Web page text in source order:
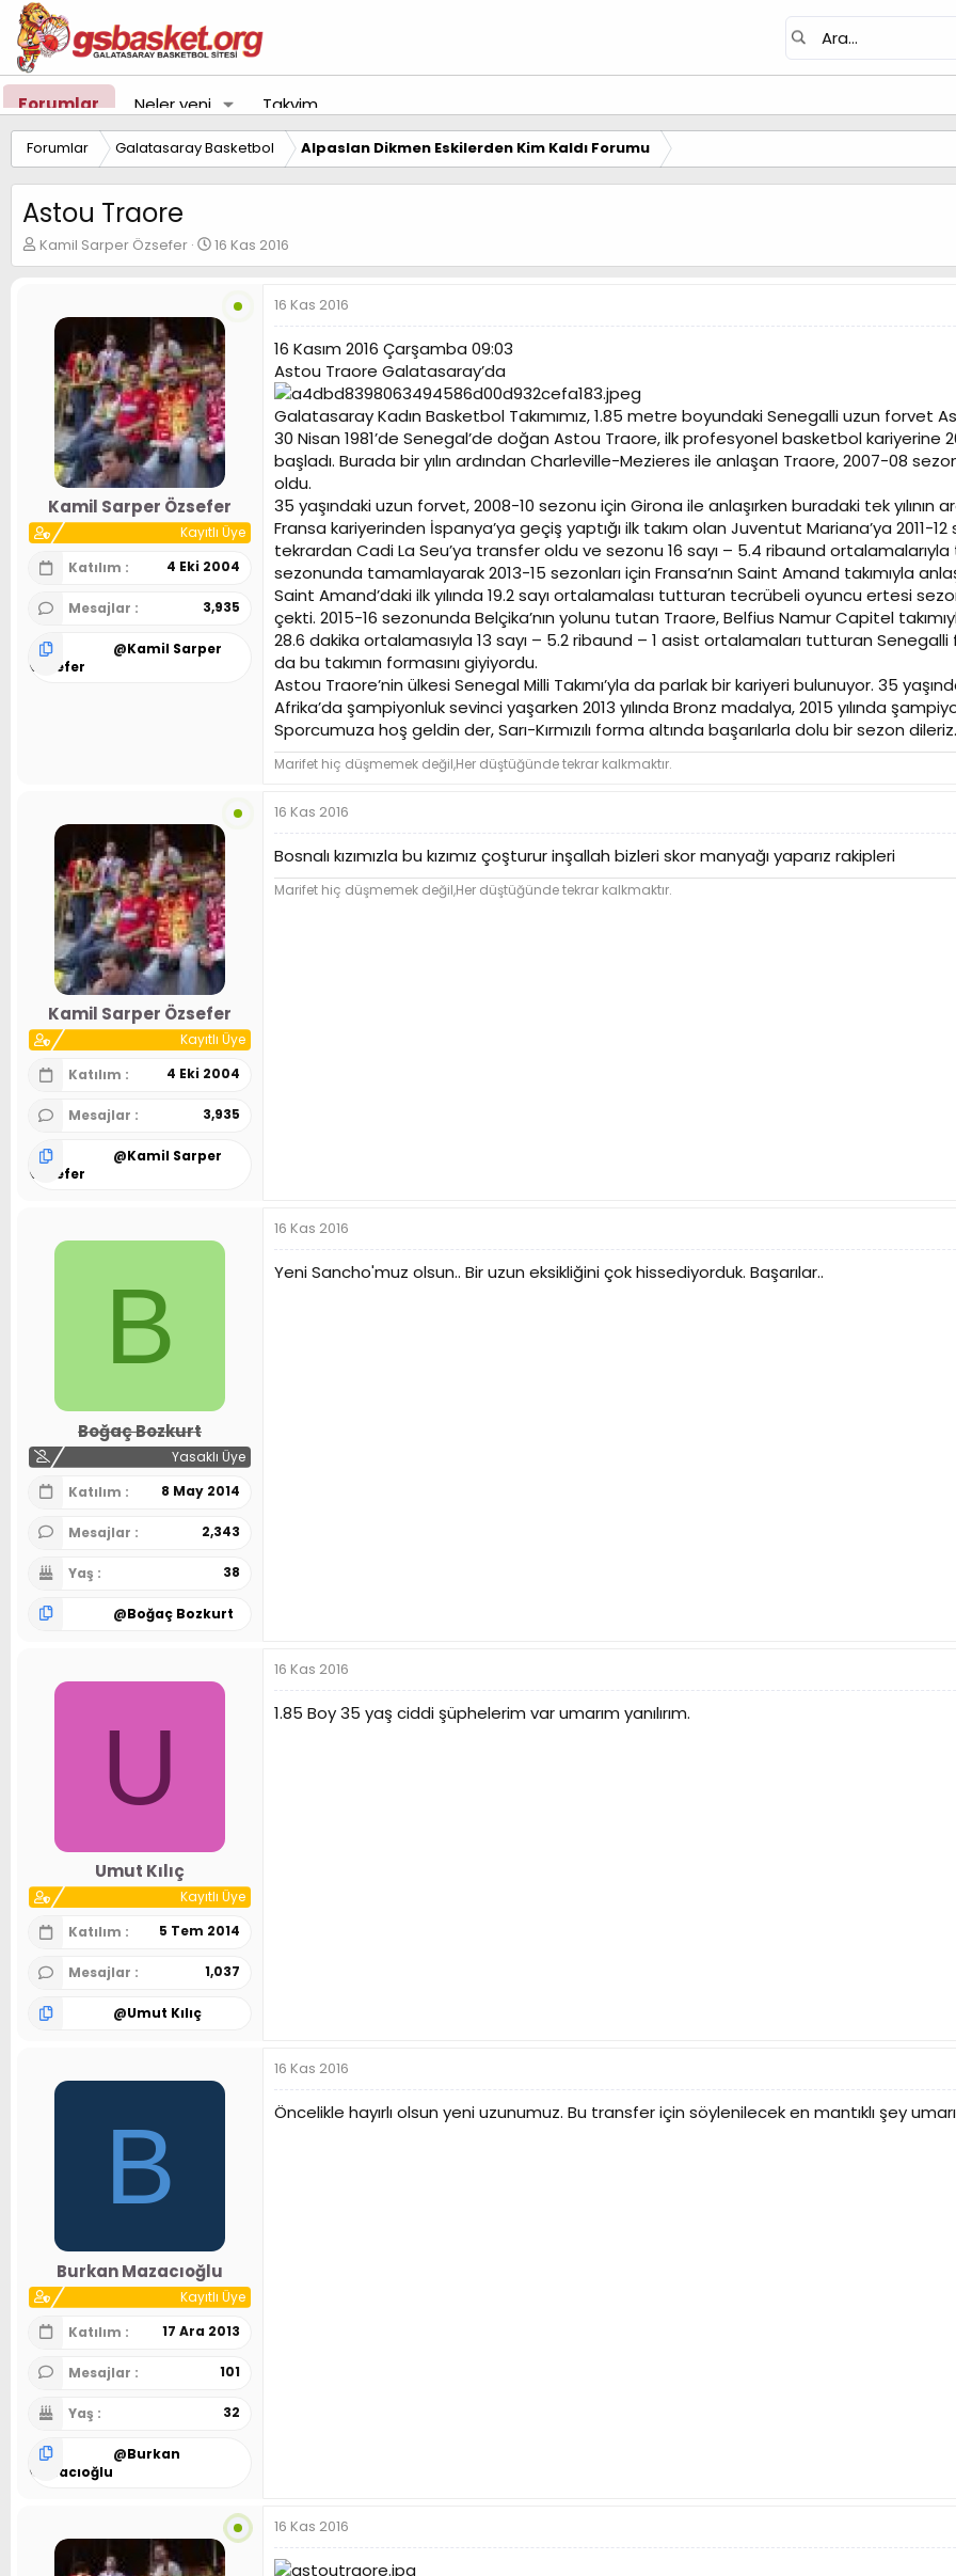
Forumlar Neler yeni Takvim
Forumlar Galatasaray Basketbol Alpaslan Dikmen Eskilerden Kim Kaldı Forumu
Astou Traore
K
o
Kamil Sarper Özsefer
B
a
a
n
g
ı
ç
t
a
r
h
i
16 Kas 2016
Kamil Sarper Özsefer
Kayıtlı Üye
Katılım
4 Eki 2004
Mesajlar 3,935
@Kamil Sarper
Özsefer
16 Kas 2016
16 Kasım 2016 Çarşamba 09:03
Astou Traore Galatasaray’da
Galatasaray Kadın Basketbol Takımımız, 1.85 metre boyundaki Senegalli uzun forvet
30 Nisan 1981’de Senegal’de doğan Astou Traore, ilk profesyonel basketbol kariyerine
başladı. Burada bir yılın ardından Charleville-Mezieres ile anlaşan Traore, 2007-08
oldu.
35 yaşındaki uzun forvet, 2008-10 sezonu için Girona ile anlaşırken buradaki tek yılının
Fransa kariyerinden İspanya’ya geçiş yaptığı ilk takım olan Juventut Mariana’ya
tekrardan Cadi La Seu’ya transfer oldu ve sezonu 16 sayı – 5.4 ribaund
sezonunda tamamlayarak 2013-15 sezonları için Fransa’nın Saint Amand takımıyla
Saint Amand’daki ilk yılında 19.2 sayı ortalamalası tutturan tecrübeli oyuncu ertesi
çekti. 2015-16 sezonunda Belçika’nın yolunu tutan Traore, Belfius Namur Capitel
28.6 dakika ortalamasıyla 13 sayı – 5.2 ribaund – 1 asist ortalamaları tutturan
da bu takımın formasını giyiyordu.
Astou Traore’nin ülkesi Senegal Milli Takımı’yla da parlak bir kariyeri bulunuyor. 35
Afrika’da şampiyonluk sevinci yaşarken 2013 yılında Bronz madalya, 2015 yılında
Sporcumuza hoş geldin der, Sarı-Kırmızılı forma altında başarılarla dolu bir sezon dileriz.
Marifet hiç düşmemek değil,Her düştüğünde tekrar kalkmaktır.
Kamil Sarper Özsefer
Kayıtlı Üye
Katılım
4 Eki 2004
Mesajlar 3,935
@Kamil Sarper
Özsefer
16 Kas 2016
Bosnalı kızımızla bu kızımız çoşturur inşallah bizleri skor manyağı yaparız rakipleri
Marifet hiç düşmemek değil,Her düştüğünde tekrar kalkmaktır.
B
Boğaç Bozkurt
Yasaklı Üye
Katılım
8 May 2014
Mesajlar 2,343
Yaş 38
@Boğaç Bozkurt
16 Kas 2016
Yeni Sancho'muz olsun.. Bir uzun eksikliğini çok hissediyorduk. Başarılar..
U
Umut Kılıç
Kayıtlı Üye
Katılım
5 Tem 2014
Mesajlar 1,037
@Umut Kılıç
16 Kas 2016
1.85 Boy 35 yaş ciddi şüphelerim var umarım yanılırım.
B
Burkan Mazacıoğlu
Kayıtlı Üye
Katılım
17 Ara 2013
Mesajlar 101
Yaş 32
@Burkan
Mazacıoğlu
16 Kas 2016
Öncelikle hayırlı olsun yeni uzunumuz. Bu transfer için söylenilecek en mantıklı şey
16 Kas 2016